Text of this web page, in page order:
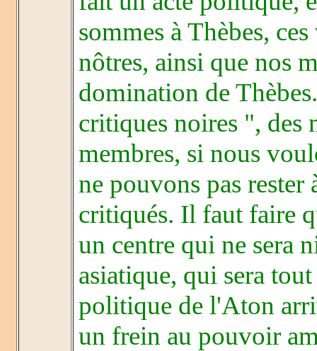
sommes à Thèbes,
nôtres, ainsi que nos
domination de
critiques noires ", des
membres, si nous
ne pouvons pas rester
critiqués. Il faut faire
un centre qui ne sera
asiatique, qui sera
politique de l'Aton
un frein au pouvoir